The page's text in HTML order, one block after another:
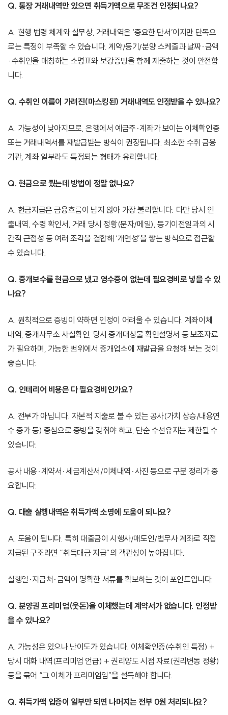
Q. 통장 거래내역만 있으면 취득가액으로 무조건 인정되나요?
A. 현행 법령 체계와 실무상, 거래내역은 ‘중요한 단서’이지만 단독으
로는 특정이 부족할 수 있습니다. 계약/등기/분양 스케줄과 날짜·금액
·수취인을 매칭하는 소명표와 보강증빙을 함께 제출하는 것이 안전합
니다.
Q. 수취인 이름이 가려진(마스킹된) 거래내역도 인정받을 수 있나요?
A. 가능성이 낮아지므로, 은행에서 예금주·계좌가 보이는 이체확인증
또는 거래내역서를 재발급받는 방식이 권장됩니다. 최소한 수취 금융
기관, 계좌 일부라도 특정되는 형태가 유리합니다.
Q. 현금으로 줬는데 방법이 정말 없나요?
A. 현금지급은 금융흐름이 남지 않아 가장 불리합니다. 다만 당시 인
출내역, 수령 확인서, 거래 당시 정황(문자/메일), 등기이전일과의 시
간적 근접성 등 여러 조각을 결합해 ‘개연성’을 쌓는 방식으로 접근할
수 있습니다.
Q. 중개보수를 현금으로 냈고 영수증이 없는데 필요경비로 넣을 수 있
나요?
A. 원칙적으로 증빙이 약하면 인정이 어려울 수 있습니다. 계좌이체
내역, 중개사무소 사실확인, 당시 중개대상물 확인설명서 등 보조자료
가 필요하며, 가능한 범위에서 중개업소에 재발급을 요청해 보는 것이
좋습니다.
Q. 인테리어 비용은 다 필요경비인가요?
A. 전부가 아닙니다. 자본적 지출로 볼 수 있는 공사(가치 상승/내용연
수 증가 등) 중심으로 증빙을 갖춰야 하고, 단순 수선유지는 제한될 수
있습니다.
공사 내용·계약서·세금계산서/이체내역·사진 등으로 구분 정리가 중
요합니다.
Q. 대출 실행내역은 취득가액 소명에 도움이 되나요?
A. 도움이 됩니다. 특히 대출금이 시행사/매도인/법무사 계좌로 직접
지급된 구조라면 “취득대금 지급”의 객관성이 높아집니다.
실행일·지급처·금액이 명확한 서류를 확보하는 것이 포인트입니다.
Q. 분양권 프리미엄(웃돈)을 이체했는데 계약서가 없습니다. 인정받
을 수 있나요?
A. 가능성은 있으나 난이도가 있습니다. 이체확인증(수취인 특정) +
당시 대화 내역(프리미엄 언급) + 권리양도 시점 자료(권리변동 정황)
등을 묶어 “그 이체가 프리미엄임”을 설득해야 합니다.
Q. 취득가액 입증이 일부만 되면 나머지는 전부 0원 처리되나요?